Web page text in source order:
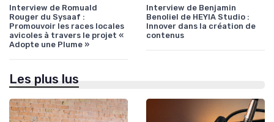
Interview de Romuald
Rouger du Sysaaf :
Promouvoir les races locales
avicoles à travers le projet «
Adopte une Plume »
Interview de Benjamin
Benoliel de HEYIA Studio :
Innover dans la création de
contenus
Les plus lus